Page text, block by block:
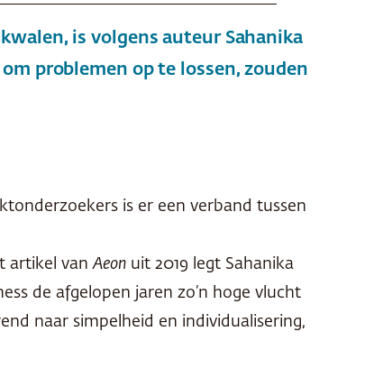
is volgens auteur Sahanika
problemen op te lossen, zouden
is er een verband tussen
artikel vanAeon uit 2019 legt Sahanika
de afgelopen jaren zo’n hoge vlucht
naar simpelheid en individualisering,